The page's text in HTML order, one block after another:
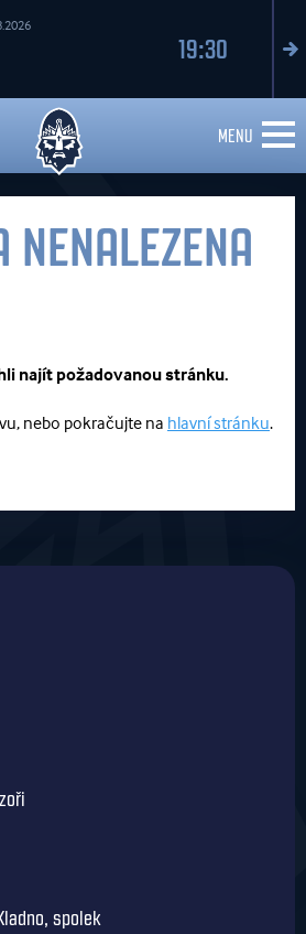
19:30
MENU
NENALEZENA
najít požadovanou stránku.
nebo pokračujte na hlavní stránku.
spolek